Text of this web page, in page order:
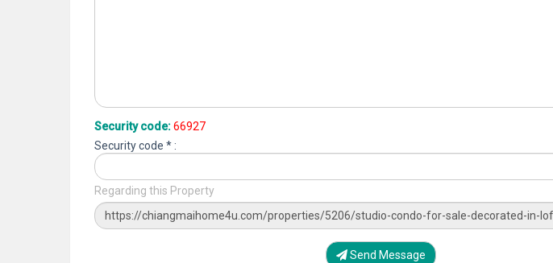
Security code:66927
Security code * :
Regarding this Property
Send Message